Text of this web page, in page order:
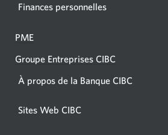
Finances personnelles
PME
Groupe Entreprises CIBC
À propos de la Banque CIBC
Sites Web CIBC